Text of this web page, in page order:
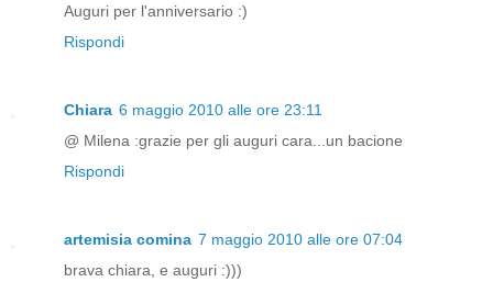
Auguri per l'anniversario :)
Rispondi
Chiara 6 maggio 2010 alle ore 23:11
@ Milena :grazie per gli auguri cara...un bacione
Rispondi
artemisia comina 7 maggio 2010 alle ore 07:04
brava chiara, e auguri :)))